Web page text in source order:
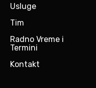
Usluge
Tim
Radno Vreme i
Termini
Kontakt